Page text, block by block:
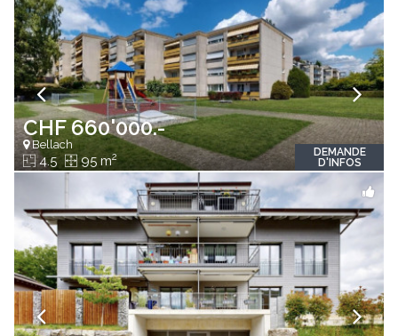
CHF 660'000.-
Bellach
4.5 95 m2
DEMANDE
D'INFOS